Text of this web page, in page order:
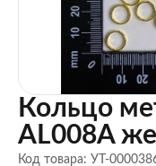
Кольцо
AL008A
Код товара: УТ-